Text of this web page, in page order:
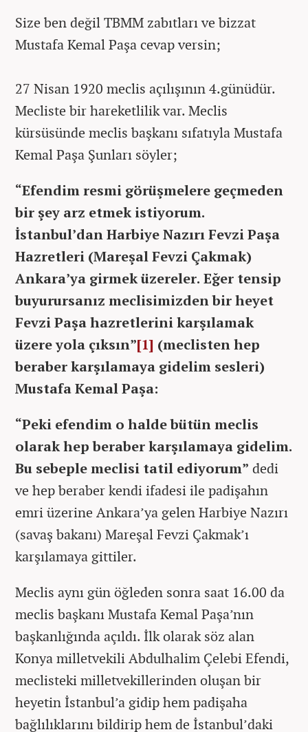
Size ben değil TBMM zabıtları ve bizzat
Mustafa Kemal Paşa cevap versin;
27 Nisan 1920 meclis açılışının 4.günüdür.
Mecliste bir hareketlilik var. Meclis
kürsüsünde meclis başkanı sıfatıyla Mustafa
Kemal Paşa Şunları söyler;
“Efendim resmi görüşmelere geçmeden
bir şey arz etmek istiyorum.
İstanbul’dan Harbiye Nazırı Fevzi Paşa
Hazretleri (Mareşal Fevzi Çakmak)
Ankara’ya girmek üzereler. Eğer tensip
buyurursanız meclisimizden bir heyet
Fevzi Paşa hazretlerini karşılamak
üzere yola çıksın”[1] (meclisten hep
beraber karşılamaya gidelim sesleri)
Mustafa Kemal Paşa:
“Peki efendim o halde bütün meclis
olarak hep beraber karşılamaya gidelim.
Bu sebeple meclisi tatil ediyorum” dedi
ve hep beraber kendi ifadesi ile padişahın
emri üzerine Ankara’ya gelen Harbiye Nazırı
(savaş bakanı) Mareşal Fevzi Çakmak’ı
karşılamaya gittiler.
Meclis aynı gün öğleden sonra saat 16.00 da
meclis başkanı Mustafa Kemal Paşa’nın
başkanlığında açıldı. İlk olarak söz alan
Konya milletvekili Abdulhalim Çelebi Efendi,
meclisteki milletvekillerinden oluşan bir
heyetin İstanbul’a gidip hem padişaha
bağlılıklarını bildirip hem de İstanbul’daki